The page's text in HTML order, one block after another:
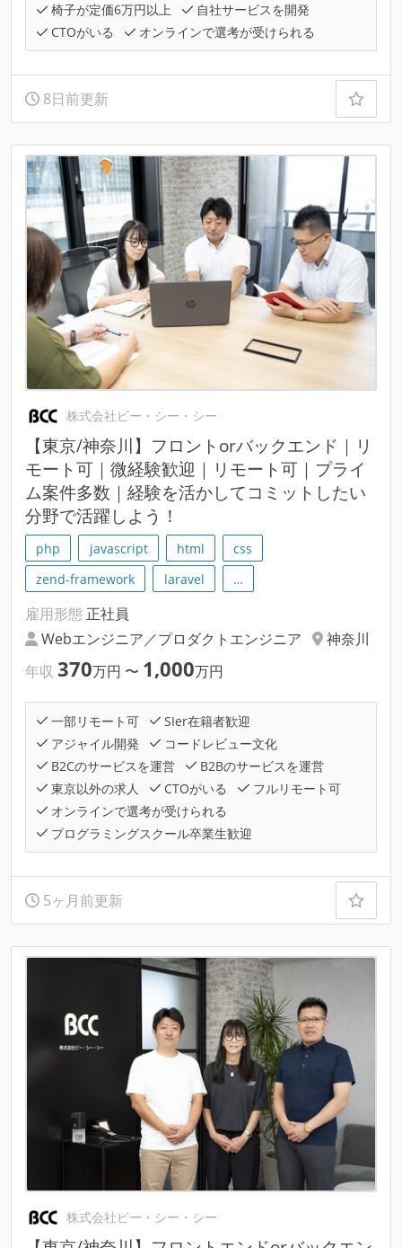
椅子が定価6万円以上
自社サービスを開発
CTOがいる
オンラインで選考が受けられる
8日前更新
株式会社ビー・シー・シー
【東京/神奈川】フロントorバックエンド｜リ
モート可｜微経験歓迎｜リモート可｜プライ
ム案件多数｜経験を活かしてコミットしたい
分野で活躍しよう！
php javascript html
css
zend-framework
laravel …
雇用形態 正社員
Webエンジニア／プロダクトエンジニア
神奈川
年収 370万円 〜 1,000万円
一部リモート可
SIer在籍者歓迎
アジャイル開発
コードレビュー文化
B2Cのサービスを運営
B2Bのサービスを運営
東京以外の求人
CTOがいる
フルリモート可
オンラインで選考が受けられる
プログラミングスクール卒業生歓迎
5ヶ月前更新
株式会社ビー・シー・シー